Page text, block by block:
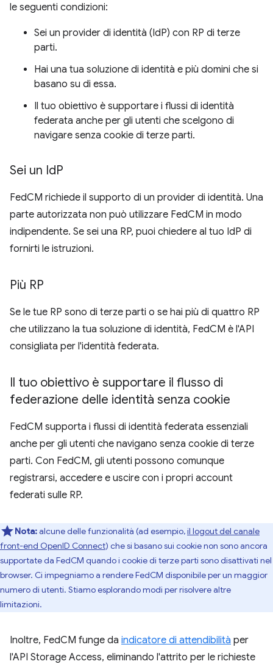
le seguenti condizioni:
Sei un provider di identità (IdP) con RP di terze
parti.
Hai una tua soluzione di identità e più domini che si
basano su di essa.
Il tuo obiettivo è supportare i flussi di identità
federata anche per gli utenti che scelgono di
navigare senza cookie di terze parti.
Sei un IdP
FedCM richiede il supporto di un provider di identità. Una
parte autorizzata non può utilizzare FedCM in modo
indipendente. Se sei una RP, puoi chiedere al tuo IdP di
fornirti le istruzioni.
Più RP
Se le tue RP sono di terze parti o se hai più di quattro RP
che utilizzano la tua soluzione di identità, FedCM è l'API
consigliata per l'identità federata.
Il tuo obiettivo è supportare il flusso di
federazione delle identità senza cookie
FedCM supporta i flussi di identità federata essenziali
anche per gli utenti che navigano senza cookie di terze
parti. Con FedCM, gli utenti possono comunque
registrarsi, accedere e uscire con i propri account
federati sulle RP.
Nota:alcune delle funzionalità (ad esempio,il logout del canale
front-end OpenID Connect) che si basano sui cookie non sono ancora
supportate da FedCM quando i cookie di terze parti sono disattivati nel
browser. Ci impegniamo a rendere FedCM disponibile per un maggior
numero di utenti. Stiamo esplorando modi per risolvere altre
limitazioni.
Inoltre, FedCM funge da indicatore di attendibilità per
l'API Storage Access, eliminando l'attrito per le richieste